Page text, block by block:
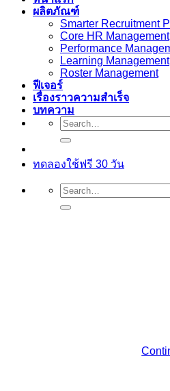
ผลิตภัณฑ์
Smarter Recruitment
Core HR Management
Performance
Learning Management
Roster Management
ฟีเจอร์
เรื่องราวความสำเร็จ
บทความ
ทดลองใช้ฟรี 30 วัน